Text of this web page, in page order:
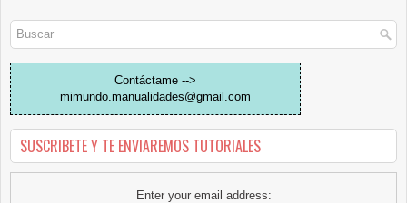
Contáctame -->
mimundo.manualidades@gmail.com
SUSCRIBETE Y TE ENVIAREMOS TUTORIALES
Enter your email address: